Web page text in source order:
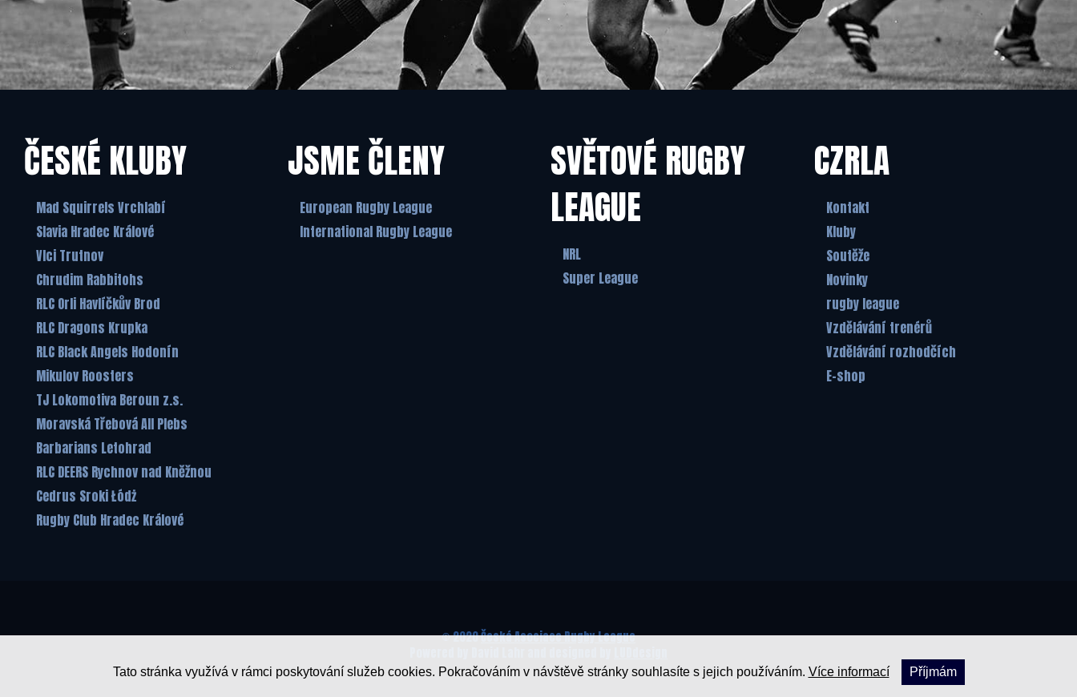
ČESKÉ KLUBY
Mad Squirrels Vrchlabí
Slavia Hradec Králové
Vlci Trutnov
Chrudim Rabbitohs
RLC Orli Havlíčkův Brod
RLC Dragons Krupka
RLC Black Angels Hodonín
Mikulov Roosters
TJ Lokomotiva Beroun z.s.
Moravská Třebová All Plebs
Barbarians Letohrad
RLC DEERS Rychnov nad Kněžnou
Cedrus Sroki Łódż
Rugby Club Hradec Králové
JSME ČLENY
European Rugby League
International Rugby League
SVĚTOVÉ RUGBY
LEAGUE
NRL
Super League
CZRLA
Kontakt
Kluby
Soutěže
Novinky
rugby league
Vzdělávání trenérů
Vzdělávání rozhodčích
E-shop
© 2020Česká Asociace Rugby League
Tato stránka využívá v rámci poskytování služeb cookies. Pokračováním v návštěvě stránky souhlasíte s jejich používáním. Více informací Příjmám